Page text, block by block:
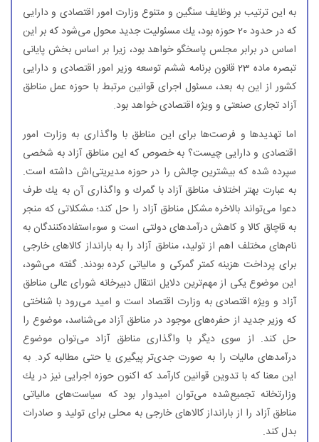
به این ترتیب بر وظایف سنگین و متنوع وزارت امور اقتصادی و دارایی
كه در حدود 20 حوزه بود، یك مسئولیت جدید محول می‌شود كه بر این
اساس در برابر مجلس پاسخگو خواهد بود، زیرا بر اساس بخش پایانی
تبصره ماده 23 قانون برنامه ششم توسعه وزیر امور اقتصادی و دارایی
كشور از این به بعد، مسئول اجرای قوانین مرتبط با حوزه عمل مناطق
آزاد تجاری صنعتی و ویژه اقتصادی خواهد بود.
اما تهدیدها و فرصت‌ها برای این مناطق با واگذاری به وزارت امور
اقتصادی و دارایی چیست؟ به خصوص كه این مناطق آزاد به شخصی
سپرده شده كه بیشترین چالش را در حوزه مدیریتی‌اش داشته است.
به عبارت بهتر اختلاف مناطق آزاد با گمرك و واگذاری آن به یك طرف
دعوا می‌تواند بالاخره مشكل مناطق آزاد را حل كند؛ مشكلاتی كه منجر
به قاچاق كالا و كاهش درآمدهای دولتی است و سوءاستفاده‌كنندگان به
نام‌های مختلف اهم از تولید، مناطق آزاد را به بارانداز كالاهای خارجی
برای پرداخت هزینه كمتر گمركی و مالیاتی كرده بودند. گفته می‌شود،
این موضوع یكی از مهم‌ترین دلایل انتقال دبیرخانه شورای عالی مناطق
آزاد و ویژه اقتصادی به وزارت اقتصاد است و امید می‌رود با شناختی
كه وزیر جدید از حفره‌های موجود در مناطق آزاد می‌شناسد، موضوع را
حل كند. از سوی دیگر با واگذاری مناطق آزاد می‌توان موضوع
درآمدهای مالیات را به صورت جدی‌تر پیگیری یا حتی مطالبه كرد. به
این معنا كه با تدوین قوانین كارآمد كه اكنون حوزه اجرایی نیز در یك
وزارتخانه تجمیع‌شده می‌توان امیدوار بود كه سیاست‌های مالیاتی
مناطق آزاد را از بارانداز كالا‌های خارجی به محلی برای تولید و صادرات
بدل كند.